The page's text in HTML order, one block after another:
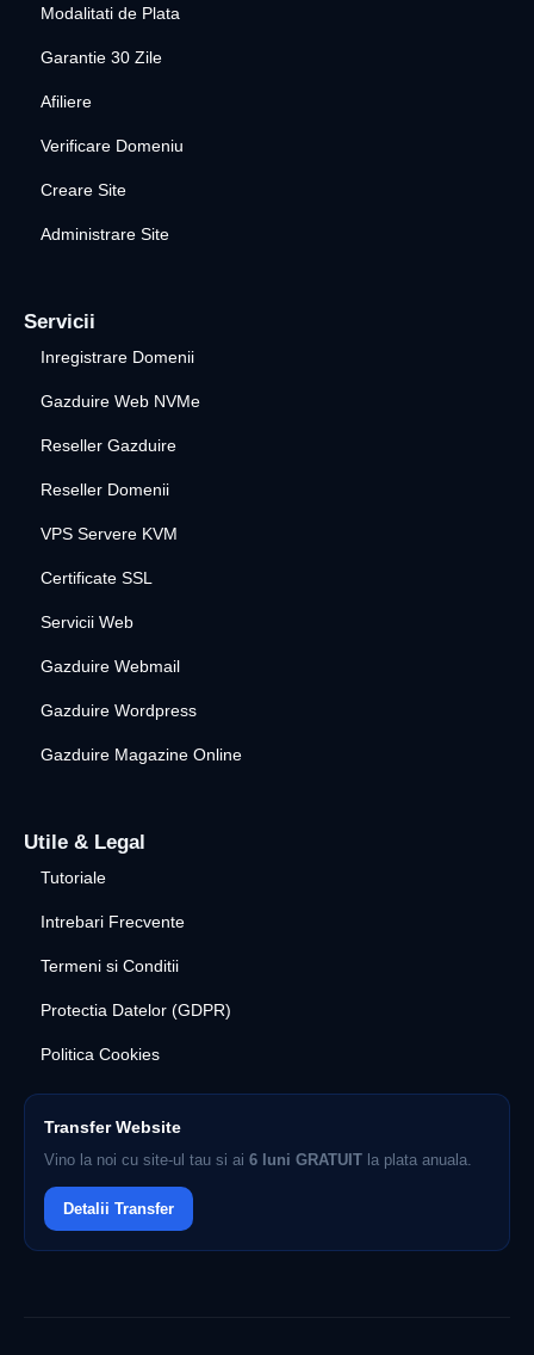
Modalitati de Plata
Garantie 30 Zile
Afiliere
Verificare Domeniu
Creare Site
Administrare Site
Servicii
Inregistrare Domenii
Gazduire Web NVMe
Reseller Gazduire
Reseller Domenii
VPS Servere KVM
Certificate SSL
Servicii Web
Gazduire Webmail
Gazduire Wordpress
Gazduire Magazine Online
Utile & Legal
Tutoriale
Intrebari Frecvente
Termeni si Conditii
Protectia Datelor (GDPR)
Politica Cookies
Transfer Website
Vino la noi cu site-ul tau si ai 6 luni GRATUIT la plata anuala.
Detalii Transfer